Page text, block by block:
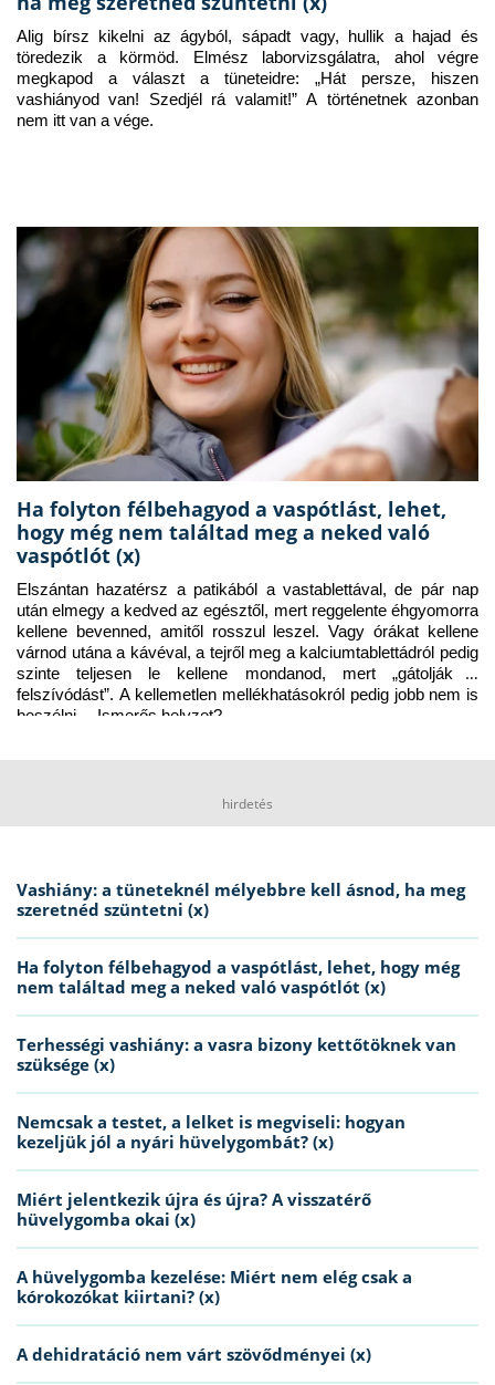
Alig bírsz kikelni az ágyból, sápadt vagy, hullik a hajad és
töredezik a körmöd. Elmész laborvizsgálatra, ahol végre
megkapod a választ a tüneteidre: „Hát persze, hiszen
vashiányod van! Szedjél rá valamit!” A történetnek azonban
nem itt van a vége.
Ha folyton félbehagyod a vaspótlást, lehet,
hogy még nem találtad meg a neked való
vaspótlót (x)
Elszántan hazatérsz a patikából a vastablettával, de pár nap
után elmegy a kedved az egésztől, mert reggelente éhgyomorra
kellene bevenned, amitől rosszul leszel. Vagy órákat kellene
várnod utána a kávéval, a tejről meg a kalciumtablettádról pedig
szinte teljesen le kellene mondanod, mert „gátolják a
felszívódást”. A kellemetlen mellékhatásokról pedig jobb nem is
beszélni… Ismerős helyzet?
hirdetés
Vashiány: a tüneteknél mélyebbre kell ásnod, ha meg
szeretnéd szüntetni (x)
Ha folyton félbehagyod a vaspótlást, lehet, hogy még
nem találtad meg a neked való vaspótlót (x)
Terhességi vashiány: a vasra bizony kettőtöknek van
szüksége (x)
Nemcsak a testet, a lelket is megviseli: hogyan
kezeljük jól a nyári hüvelygombát? (x)
Miért jelentkezik újra és újra? A visszatérő
hüvelygomba okai (x)
A hüvelygomba kezelése: Miért nem elég csak a
kórokozókat kiirtani? (x)
A dehidratáció nem várt szövődményei (x)